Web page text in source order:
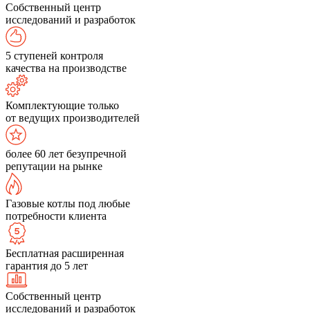
Собственный центр
исследований и разработок
5 ступеней контроля
качества на производстве
Комплектующие только
от ведущих производителей
более 60 лет безупречной
репутации на рынке
Газовые котлы под любые
потребности клиента
Бесплатная расширенная
гарантия до 5 лет
Собственный центр
исследований и разработок